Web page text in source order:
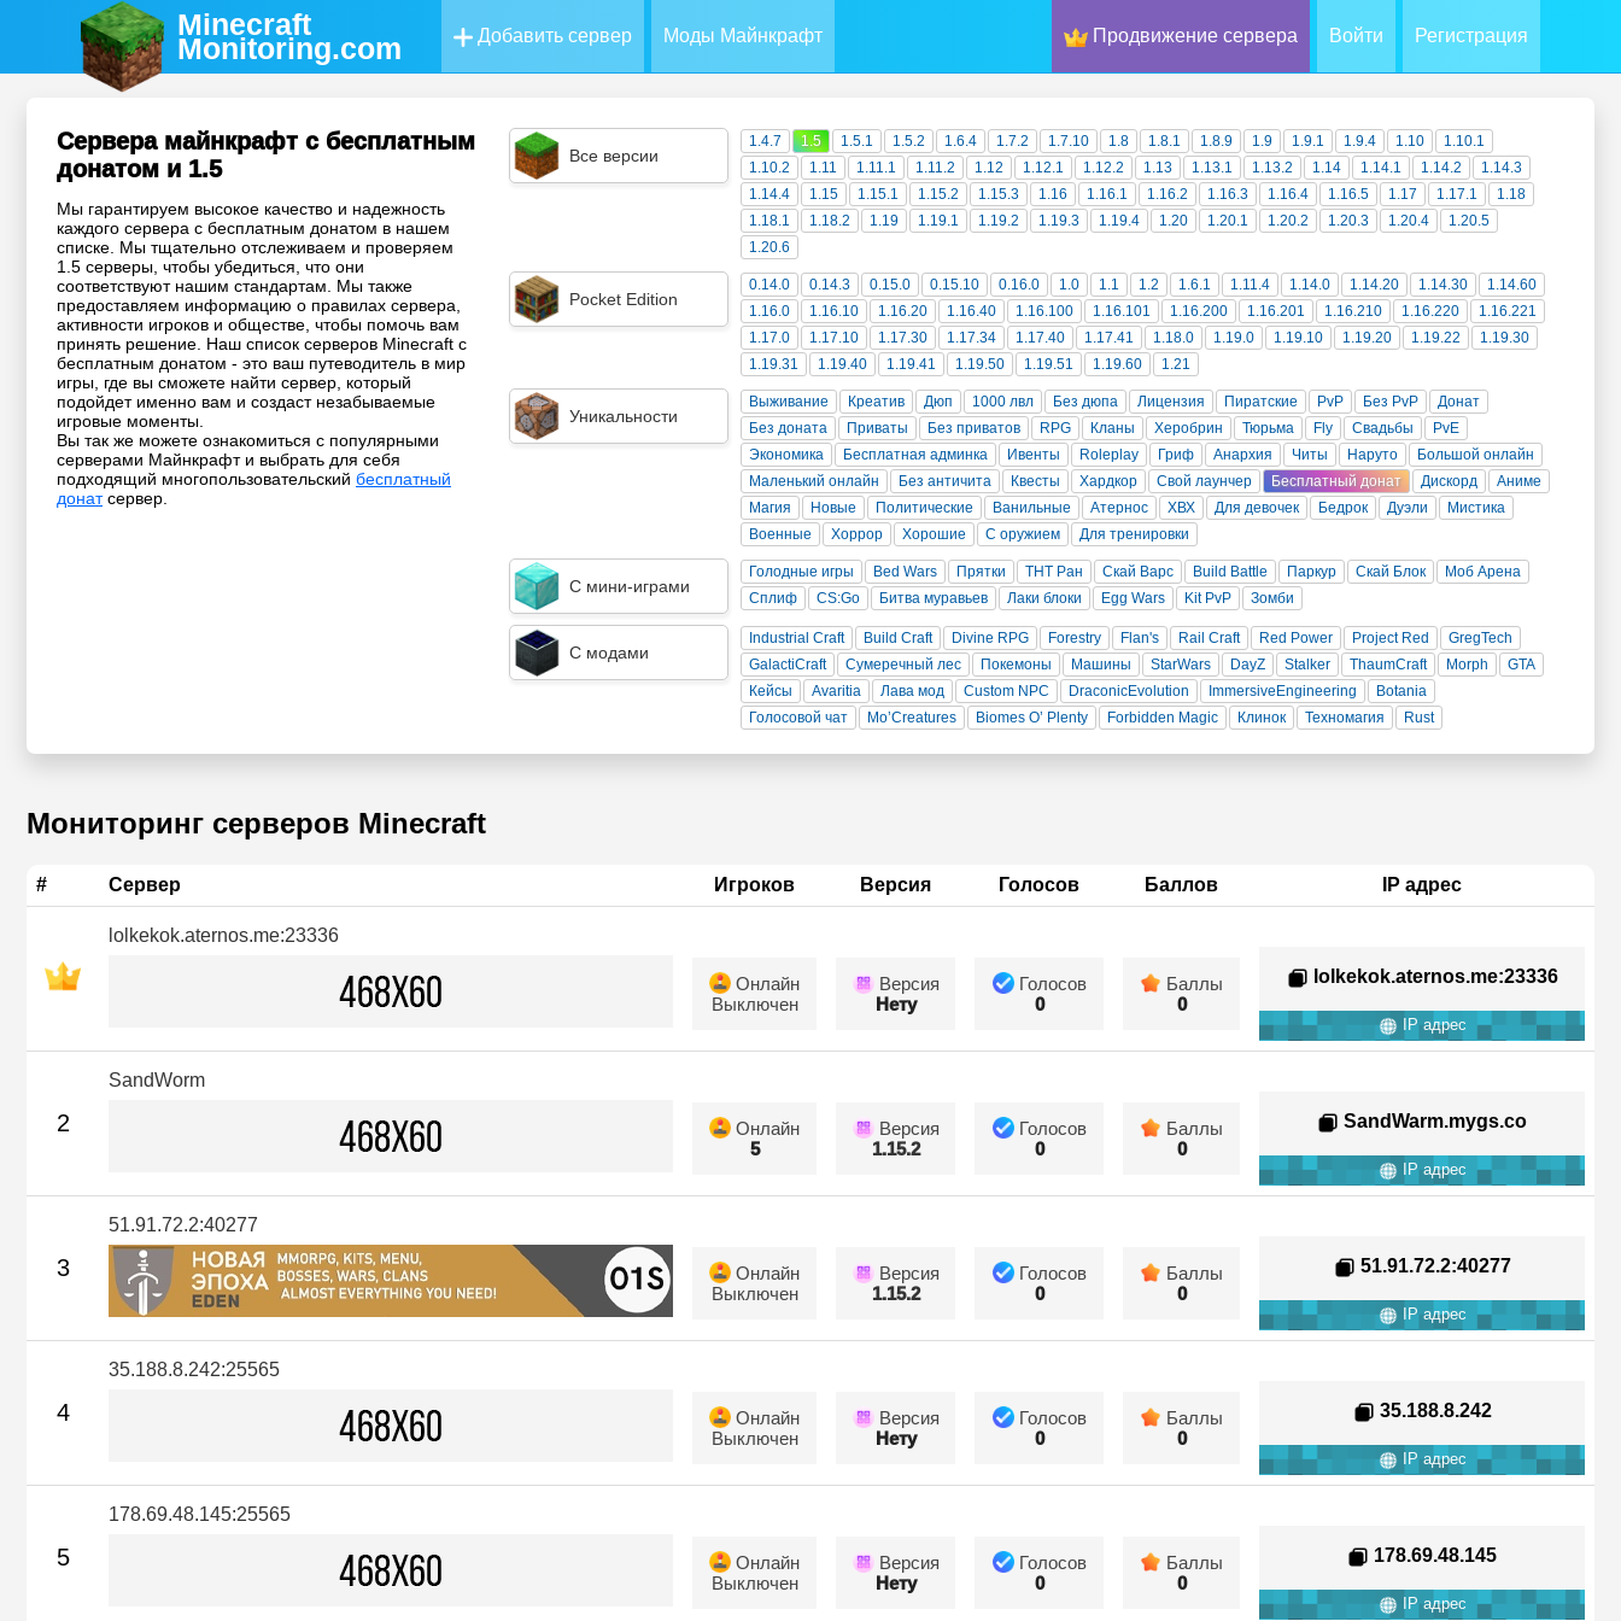
Minecraft
Monitoring.com Добавить сервер Моды Майнкрафт Продвижение сервера Войти Регистрация
Сервера майнкрафт с бесплатным
донатом и 1.5
Мы гарантируем высокое качество и надежность
каждого сервера с бесплатным донатом в нашем
списке. Мы тщательно отслеживаем и проверяем
1.5 серверы, чтобы убедиться, что они
соответствуют нашим стандартам. Мы также
предоставляем информацию о правилах сервера,
активности игроков и обществе, чтобы помочь вам
принять решение. Наш список серверов Minecraft с
бесплатным донатом - это ваш путеводитель в мир
игры, где вы сможете найти сервер, который
подойдет именно вам и создаст незабываемые
игровые моменты.
Вы так же можете ознакомиться с популярными
серверами Майнкрафт и выбрать для себя
подходящий многопользовательский бесплатный
донатсервер.
Все версии
1.4.7 1.5 1.5.1 1.5.2 1.6.4 1.7.2 1.7.10 1.8 1.8.1 1.8.9 1.9 1.9.1 1.9.4 1.10
1.10.1
1.10.2
1.11 1.11.1 1.11.2 1.12 1.12.1 1.12.2 1.13 1.13.1 1.13.2 1.14 1.14.1 1.14.2
1.14.3
1.14.4
1.15 1.15.1 1.15.2 1.15.3 1.16 1.16.1 1.16.2 1.16.3 1.16.4 1.16.5 1.17 1.17.1
1.18
1.18.1
1.18.2 1.19 1.19.1 1.19.2 1.19.3 1.19.4 1.20 1.20.1 1.20.2 1.20.3 1.20.4
1.20.5
1.20.6
Pocket Edition
0.14.0 0.14.3 0.15.0 0.15.10 0.16.0 1.0 1.1 1.2 1.6.1 1.11.4 1.14.0 1.14.20 1.14.30
1.14.60
1.16.0
1.16.10 1.16.20 1.16.40 1.16.100 1.16.101 1.16.200 1.16.201 1.16.210 1.16.220
1.16.221
1.17.0
1.17.10 1.17.30 1.17.34 1.17.40 1.17.41 1.18.0 1.19.0 1.19.10 1.19.20 1.19.22
1.19.30
1.19.31
1.19.40 1.19.41 1.19.50 1.19.51 1.19.60 1.21
Уникальности
Выживание Креатив Дюп 1000 лвл Без дюпа Лицензия Пиратские PvP Без PvP
Донат
Без доната
Приваты Без приватов RPG Кланы Херобрин Тюрьма Fly Свадьбы
PvE
Экономика
Бесплатная админка Ивенты Roleplay Гриф Анархия Читы Наруто
Большой онлайн
Маленький онлайн
Без античита Квесты Хардкор Свой лаунчер Бесплатный донат Дискорд
Аниме
Магия
Новые Политические Ванильные Атернос ХВХ Для девочек Бедрок Дуэли
Мистика
Военные
Хоррор Хорошие С оружием Для тренировки
С мини-играми
Голодные игры Bed Wars Прятки ТНТ Ран Скай Варс Build Battle Паркур Скай Блок
Моб Арена
Сплиф
CS:Go Битва муравьев Лаки блоки Egg Wars Kit PvP Зомби
С модами
Industrial Craft Build Craft Divine RPG Forestry Flan's Rail Craft Red Power Project Red
GregTech
GalactiCraft
Сумеречный лес Покемоны Машины StarWars DayZ Stalker ThaumCraft Morph
GTA
Кейсы
Avaritia Лава мод Custom NPC DraconicEvolution ImmersiveEngineering
Botania
Голосовой чат
Mo’Creatures Biomes O’ Plenty Forbidden Magic Клинок Техномагия Rust
Мониторинг серверов Minecraft
# Сервер Игроков Версия Голосов Баллов IP адрес
lolkekok.aternos.me:23336
Онлайн
Выключен
Версия
Нету
Голосов
0
Баллы
0
lolkekok.aternos.me:23336
IP адрес
2
SandWorm
Онлайн
5
Версия
1.15.2
Голосов
0
Баллы
0
SandWarm.mygs.co
IP адрес
3
51.91.72.2:40277
Онлайн
Выключен
Версия
1.15.2
Голосов
0
Баллы
0
51.91.72.2:40277
IP адрес
4
35.188.8.242:25565
Онлайн
Выключен
Версия
Нету
Голосов
0
Баллы
0
35.188.8.242
IP адрес
5
178.69.48.145:25565
Онлайн
Выключен
Версия
Нету
Голосов
0
Баллы
0
178.69.48.145
IP адрес